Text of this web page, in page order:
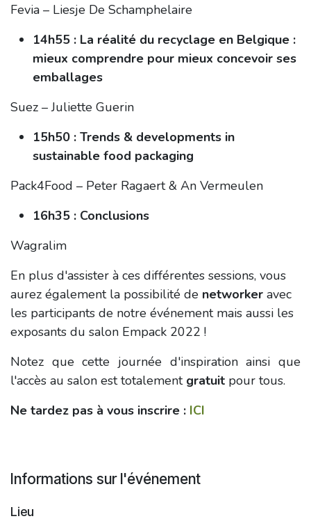
Fevia – Liesje De Schamphelaire
14h55 : La réalité du recyclage en Belgique :
mieux comprendre pour mieux concevoir ses
emballages
Suez – Juliette Guerin
15h50 : Trends & developments in
sustainable food packaging
Pack4Food – Peter Ragaert & An Vermeulen
16h35 : Conclusions
Wagralim
En plus d'assister à ces différentes sessions, vous
aurez également la possibilité de networker avec
les participants de notre événement mais aussi les
exposants du salon Empack 2022 !
Notez que cette journée d'inspiration ainsi que
l'accès au salon est totalement gratuit pour tous.
Ne tardez pas à vous inscrire : ICI
Informations sur l'événement
Lieu